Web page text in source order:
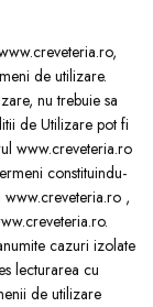
de utilizare.
nu trebuie sa
de Utilizare pot fi
www.creveteria.ro
constituindu-
www.creveteria.ro ,
cazuri izolate
lecturarea cu
de utilizare